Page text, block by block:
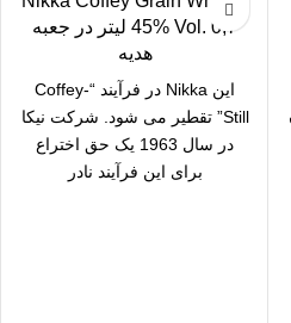
45% Vol. 0,7 لیتر در جعبه
هدیه
این Nikka در فرآیند “Coffey-
Still” تقطیر می شود. شرکت نیکا
در سال 1963 یک حق اختراع
برای این فرآیند نادر